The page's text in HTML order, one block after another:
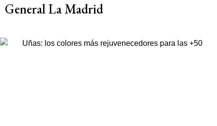
General La Madrid